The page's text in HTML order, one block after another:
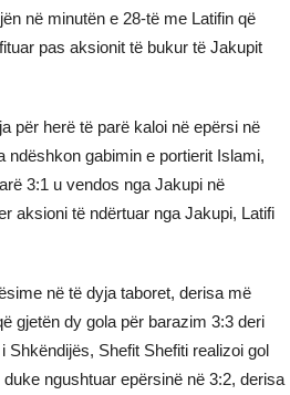
në minutën e 28-të me Latifin që
pas aksionit të bukur të Jakupit
për herë të parë kaloi në epërsi në
ndëshkon gabimin e portierit Islami,
3:1 u vendos nga Jakupi në
aksioni të ndërtuar nga Jakupi, Latifi
në të dyja taboret, derisa më
gjetën dy gola për barazim 3:3 deri
Shkëndijës, Shefit Shefiti realizoi gol
ngushtuar epërsinë në 3:2, derisa